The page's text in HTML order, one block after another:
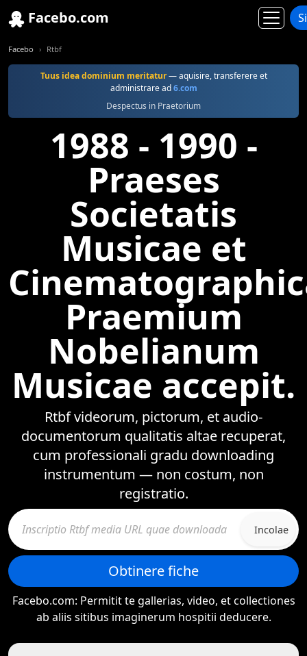
Facebo.com
Facebo Rtbf
Tuus idea dominium meritatur— aquisire, transferere et
administrare ad6.com
Despectus in Praetorium
1988 - 1990 -
Praeses
Societatis
Musicae et
Praemium
Nobelianum
Musicae accepit.
Rtbf videorum, pictorum, et audio-
documentorum qualitatis altae recuperat,
cum professionali gradu downloading
instrumentum — non costum, non
registratio.
Incolae
Obtinere fiche
Facebo.com: Permitit te gallerias, video, et collectiones
ab aliis sitibus imaginerum hospitii deducere.